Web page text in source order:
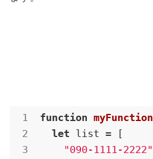
function myFunction
let list = [
"090-1111-2222"